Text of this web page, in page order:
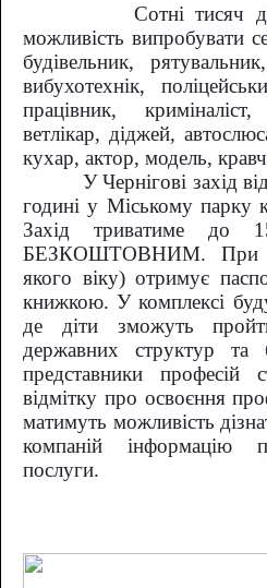
Сотні тисяч
можливість випробувати
будівельник,
вибухотехнік,
працівник,
ветлікар, діджей,
кухар, актор, модель,
У Чернігові захід
годині у Міському парку
Захід триватиме до
БЕЗКОШТОВНИМ. При
якого віку) отримує
книжкою. У комплексі
де діти зможуть
державних структур та
представники професій
відмітку про освоєння
матимуть можливість
компаній інформацію
послуги.